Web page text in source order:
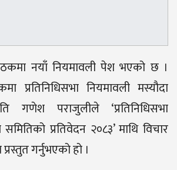
नयाँ नियमावली पेश भएको छ ।
नियमावली मस्यौदा
गणेश पराजुलीले ‘प्रतिनिधिसभा
प्रतिवेदन २०८३’ माथि विचार
गर्नुभएको हो ।